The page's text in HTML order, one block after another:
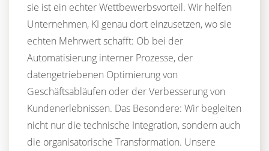
sie ist ein echter Wettbewerbsvorteil. Wir helfen
Unternehmen, KI genau dort einzusetzen, wo sie
echten Mehrwert schafft: Ob bei der
Automatisierung interner Prozesse, der
datengetriebenen Optimierung von
Geschäftsabläufen oder der Verbesserung von
Kundenerlebnissen. Das Besondere: Wir begleiten
nicht nur die technische Integration, sondern auch
die organisatorische Transformation. Unsere